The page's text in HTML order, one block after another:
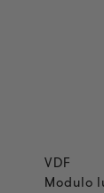
VDF
Modulo